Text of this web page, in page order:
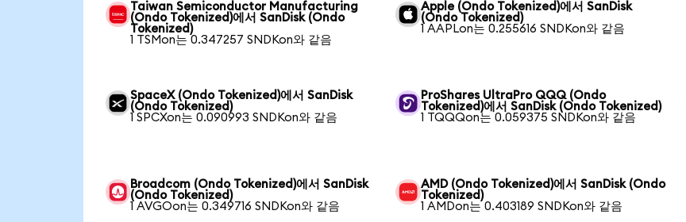
Taiwan Semiconductor Manufacturing
(Ondo Tokenized)에서 SanDisk (Ondo
Tokenized)
1 TSMon는 0.347257 SNDKon와 같음
Apple (Ondo Tokenized)에서 SanDisk
(Ondo Tokenized)
1 AAPLon는 0.255616 SNDKon와 같음
SpaceX (Ondo Tokenized)에서 SanDisk
(Ondo Tokenized)
1 SPCXon는 0.090993 SNDKon와 같음
ProShares UltraPro QQQ (Ondo
Tokenized)에서 SanDisk (Ondo Tokenized)
1 TQQQon는 0.059375 SNDKon와 같음
Broadcom (Ondo Tokenized)에서 SanDisk
(Ondo Tokenized)
1 AVGOon는 0.349716 SNDKon와 같음
AMD (Ondo Tokenized)에서 SanDisk (Ondo
Tokenized)
1 AMDon는 0.403189 SNDKon와 같음